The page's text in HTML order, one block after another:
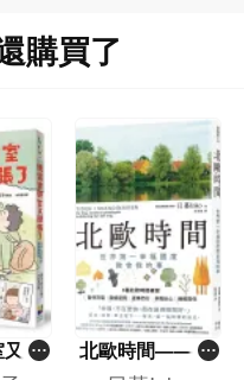
購買了
開
北歐時間——世